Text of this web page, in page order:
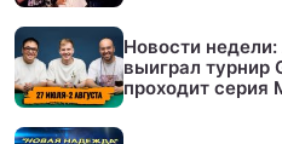
Новости
выиграл турнир
проходит серия